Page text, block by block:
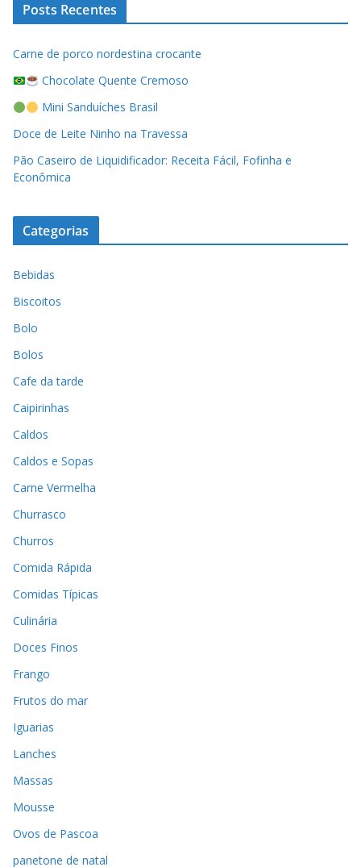
Posts Recentes
Carne de porco nordestina crocante
Chocolate Quente Cremoso
Mini Sanduíches Brasil
Doce de Leite Ninho na Travessa
Pão Caseiro de Liquidificador: Receita Fácil, Fofinha e
Econômica
Categorias
Bebidas
Biscoitos
Bolo
Bolos
Cafe da tarde
Caipirinhas
Caldos
Caldos e Sopas
Carne Vermelha
Churrasco
Churros
Comida Rápida
Comidas Típicas
Culinária
Doces Finos
Frango
Frutos do mar
Iguarias
Lanches
Massas
Mousse
Ovos de Pascoa
panetone de natal